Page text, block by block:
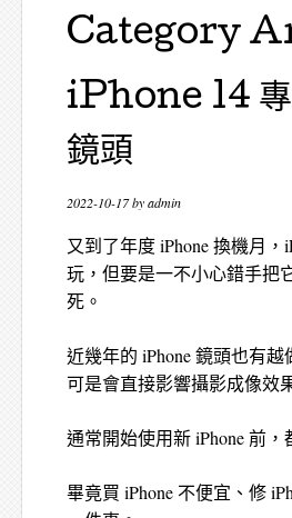
Category
iPhone 14 專
鏡頭
2022-10-17byadmin
又到了年度 iPhone 換機月
玩，但要是一不小心錯手把
死。
近幾年的 iPhone 鏡頭也有
可是會直接影響攝影成像效
通常開始使用新 iPhone 前
畢竟買 iPhone 不便宜、修